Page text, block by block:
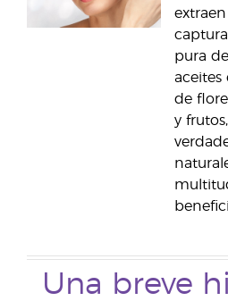
pura
aceites
de
y
Una breve